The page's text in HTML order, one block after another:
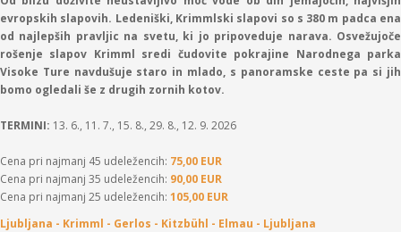
evropskih slapovih. Ledeniški, Krimmlski slapovi so s 380 m padca ena
od najlepših pravljic na svetu, ki jo pripoveduje narava. Osvežujoče
rošenje slapov Krimml sredi čudovite pokrajine Narodnega parka
Visoke Ture navdušuje staro in mlado, s panoramske ceste pa si jih
bomo ogledali še z drugih zornih kotov.
TERMINI: 13. 6., 11. 7., 15. 8., 29. 8., 12. 9. 2026
Cena pri najmanj 45 udeležencih: 75,00 EUR
Cena pri najmanj 35 udeležencih: 90,00 EUR
Cena pri najmanj 25 udeležencih: 105,00 EUR
Ljubljana - Krimml - Gerlos - Kitzbühl - Elmau - Ljubljana